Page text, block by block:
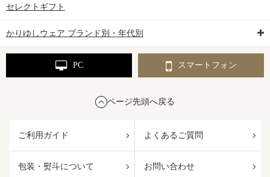
セレクトギフト
かりゆしウェア ブランド別・年代別
PC スマートフォン
ページ先頭へ戻る
ご利用ガイド よくあるご質問
包装・熨斗について お問い合わせ